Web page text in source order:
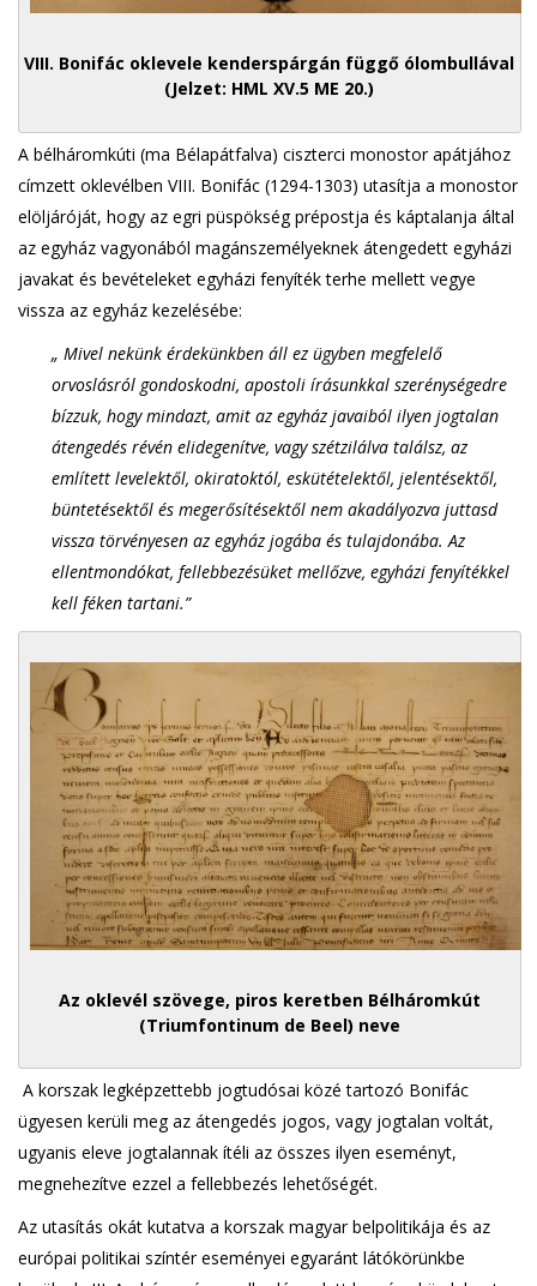
VIII. Bonifác oklevele kenderspárgán függő ólombullával
(Jelzet: HML XV.5 ME 20.)
A bélháromkúti (ma Bélapátfalva) ciszterci monostor apátjához
címzett oklevélben VIII. Bonifác (1294-1303) utasítja a monostor
elöljáróját, hogy az egri püspökség prépostja és káptalanja által
az egyház vagyonából magánszemélyeknek átengedett egyházi
javakat és bevételeket egyházi fenyíték terhe mellett vegye
vissza az egyház kezelésébe:
„ Mivel nekünk érdekünkben áll ez ügyben megfelelő
orvoslásról gondoskodni, apostoli írásunkkal szerénységedre
bízzuk, hogy mindazt, amit az egyház javaiból ilyen jogtalan
átengedés révén elidegenítve, vagy szétzilálva találsz, az
említett levelektől, okiratoktól, eskütételektől, jelentésektől,
büntetésektől és megerősítésektől nem akadályozva juttasd
vissza törvényesen az egyház jogába és tulajdonába. Az
ellentmondókat, fellebbezésüket mellőzve, egyházi fenyítékkel
kell féken tartani.”
Az oklevél szövege, piros keretben Bélháromkút
(Triumfontinum de Beel) neve
A korszak legképzettebb jogtudósai közé tartozó Bonifác
ügyesen kerüli meg az átengedés jogos, vagy jogtalan voltát,
ugyanis eleve jogtalannak ítéli az összes ilyen eseményt,
megnehezítve ezzel a fellebbezés lehetőségét.
Az utasítás okát kutatva a korszak magyar belpolitikája és az
európai politikai színtér eseményei egyaránt látókörünkbe